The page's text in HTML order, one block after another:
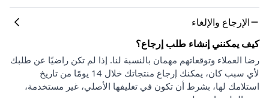
الإرجاع والإلغاء
كيف يمكنني إنشاء طلب إرجاع؟
رضا العملاء وتوقعاتهم مهمان بالنسبة لنا. إذا لم تكن راضيًا عن طلبك
لأي سبب كان، يمكنك إرجاع منتجاتك خلال 14 يومًا من تاريخ
استلامك لها، بشرط أن تكون في تغليفها الأصلي، غير مستخدمة،